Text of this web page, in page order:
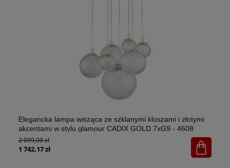
Elegancka lampa wisząca ze szklanymi kloszami i złotymi
akcentami w stylu glamour CADIX GOLD 7xG9 - 4608
2 099,00 zł
1 742,17 zł